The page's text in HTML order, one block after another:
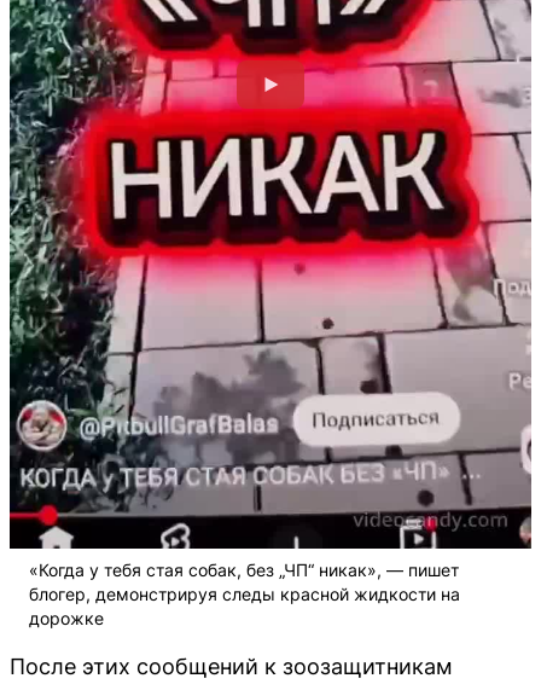
«Когда у тебя стая собак, без „ЧП“ никак», — пишет
блогер, демонстрируя следы красной жидкости на
дорожке
После этих сообщений к зоозащитникам